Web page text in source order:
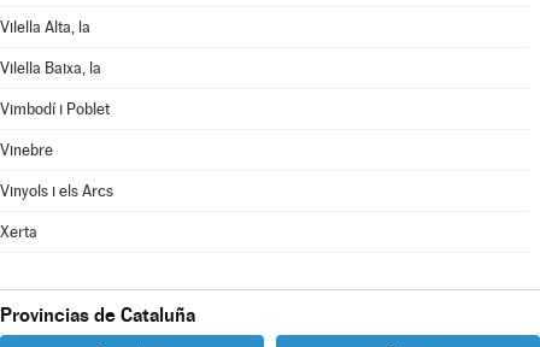
Vilella Alta, la
Vilella Baixa, la
Vimbodí i Poblet
Vinebre
Vinyols i els Arcs
Xerta
Provincias de Cataluña